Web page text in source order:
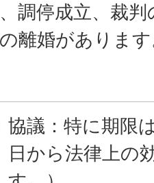
調停成立、裁
離婚がありま
協議：特に期限
日から法律上の